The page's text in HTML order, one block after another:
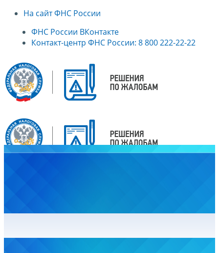
На сайт ФНС России
ФНС России ВКонтакте
Контакт-центр ФНС России: 8 800 222-22-22